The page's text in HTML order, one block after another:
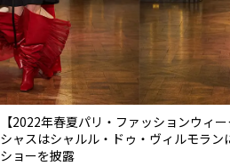
【2022年春夏パリ・ファッションウィ
シャスはシャルル・ドゥ・ヴィルモラン
ショーを披露